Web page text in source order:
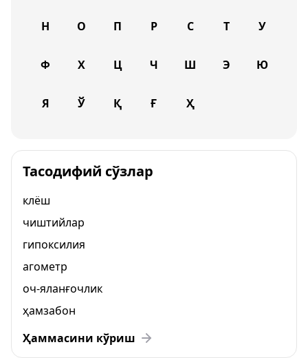
Н О П Р С Т У
Ф Х Ц Ч Ш Э Ю
Я Ў Қ Ғ Ҳ
Тасодифий сўзлар
клёш
чиштийлар
гипоксилия
агометр
оч-яланғочлик
ҳамзабон
Ҳаммасини кўриш